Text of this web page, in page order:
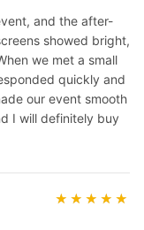
and the after-
showed bright,
we met a small
quickly and
our event smooth
I will definitely buy
★★★★★
★★★★★